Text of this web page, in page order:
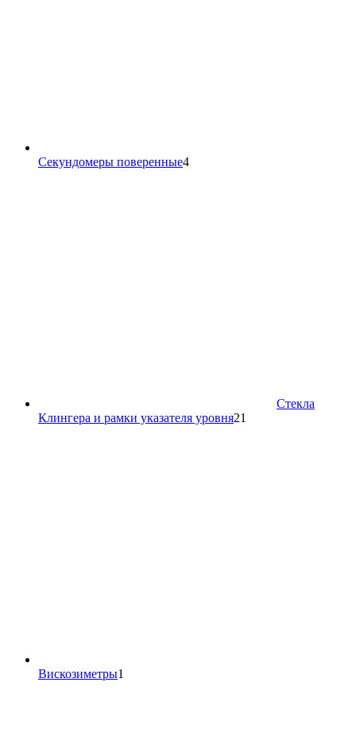
Секундомеры поверенные44
Стекла
Клингера и рамки указателя уровня21
Вискозиметры1